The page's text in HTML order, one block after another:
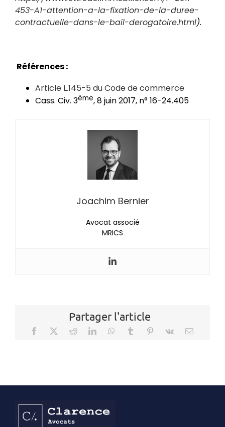
453-A1-attention-a-la-fixation-de-la-duree-
contractuelle-dans-le-bail-derogatoire.html).
Références:
Article L.145-5 du Code de commerce
Cass. Civ. 3ème, 8 juin 2017, n° 16-24.405
Joachim Bernier
Avocat associé
MRICS
Partager l'article